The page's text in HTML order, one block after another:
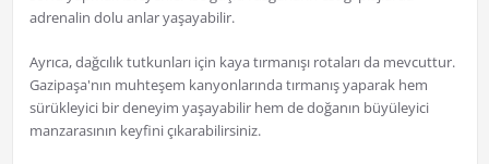
adrenalin dolu anlar yaşayabilir.
Ayrıca, dağcılık tutkunları için kaya tırmanışı rotaları da mevcuttur.
Gazipaşa'nın muhteşem kanyonlarında tırmanış yaparak hem
sürükleyici bir deneyim yaşayabilir hem de doğanın büyüleyici
manzarasının keyfini çıkarabilirsiniz.